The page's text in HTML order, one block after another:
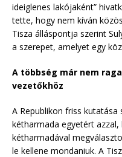
ideiglenes lakójaként”
tette, hogy nem kíván
Tisza álláspontja szerint
a szerepet, amelyet egy
A többség már nem
vezetőkhöz
A Republikon friss
kétharmada egyetért azzal,
kétharmadával
le kellene mondaniuk. A